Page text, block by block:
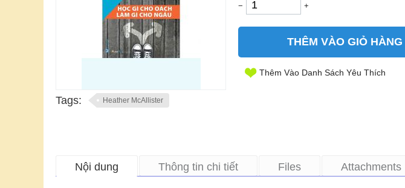
Tags: Heather McAllister
− +
THÊM VÀO GIỎ HÀNG
Thêm Vào Danh Sách Yêu Thích
Nội dung Thông tin chi tiết Files Attachments